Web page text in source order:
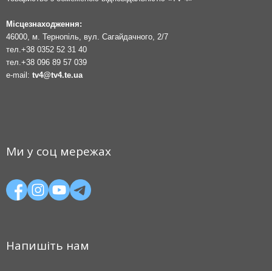
Місцезнаходження:
46000, м. Тернопіль, вул. Сагайдачного, 2/7
тел.+38 0352 52 31 40
тел.+38 096 89 57 039
e-mail: tv4@tv4.te.ua
Ми у соц мережах
Напишіть нам